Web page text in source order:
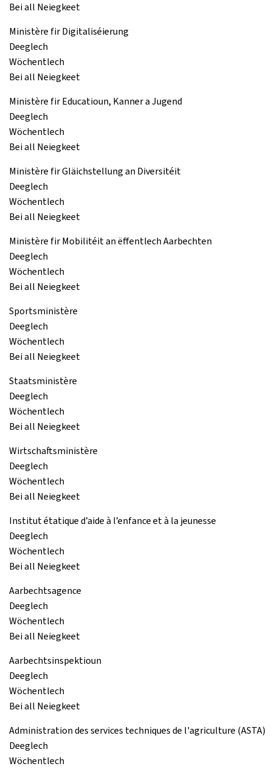
Bei all Neiegkeet
Ministère fir Digitaliséierung
Deeglech
Wöchentlech
Bei all Neiegkeet
Ministère fir Educatioun, Kanner a Jugend
Deeglech
Wöchentlech
Bei all Neiegkeet
Ministère fir Gläichstellung an Diversitéit
Deeglech
Wöchentlech
Bei all Neiegkeet
Ministère fir Mobilitéit an ëffentlech Aarbechten
Deeglech
Wöchentlech
Bei all Neiegkeet
Sportsministère
Deeglech
Wöchentlech
Bei all Neiegkeet
Staatsministère
Deeglech
Wöchentlech
Bei all Neiegkeet
Wirtschaftsministère
Deeglech
Wöchentlech
Bei all Neiegkeet
Institut étatique d’aide à l’enfance et à la jeunesse
Deeglech
Wöchentlech
Bei all Neiegkeet
Aarbechtsagence
Deeglech
Wöchentlech
Bei all Neiegkeet
Aarbechtsinspektioun
Deeglech
Wöchentlech
Bei all Neiegkeet
Administration des services techniques de l'agriculture (ASTA)
Deeglech
Wöchentlech